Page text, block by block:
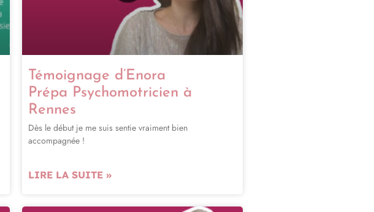
Témoignage d’Enora
Prépa Psychomotricien à
Rennes
Dès le début je me suis sentie vraiment bien
accompagnée !
LIRE LA SUITE »